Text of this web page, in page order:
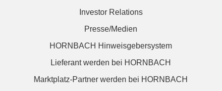
Investor Relations
Presse/Medien
HORNBACH Hinweisgebersystem
Lieferant werden bei HORNBACH
Marktplatz-Partner werden bei HORNBACH